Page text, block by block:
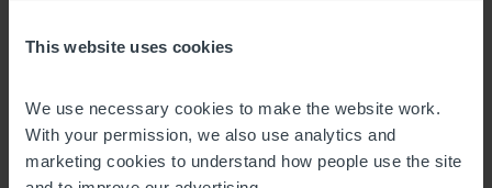
This website uses cookies
We use necessary cookies to make the website work.
With your permission, we also use analytics and
marketing cookies to understand how people use the site
Staff room and staff wc., cellar, manager's office and store
Second floor (180sqm / 1485sqft):